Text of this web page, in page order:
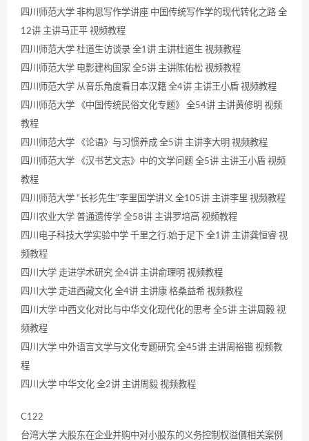
四川师范大学 非构思写作学讲座 中国传统写作学的现代转化之路 全
12讲 主讲马正平 视频教程
四川师范大学 杜道生访谈录 全1讲 主讲杜道生 视频教程
四川师范大学 电影建构国家 全5讲 主讲陈佑松 视频教程
四川师范大学 从音乐角度看日本汉籍 全4讲 主讲王小盾 视频教程
四川师范大学 《中国传统民俗文化专题》 全54讲 主讲黄修明 视频
教程
四川师范大学 《论语》与习惯养成 全5讲 主讲李大明 视频教程
四川师范大学 《汉书艺文志》中的文学问题 全5讲 主讲王小盾 视频
教程
四川师范大学 “长衫先生”李里国学讲义 全105讲 主讲李里 视频教程
四川农业大学 普通遗传学 全58讲 主讲罗培高 视频教程
四川电子科技大学实验中学 千里之行.始于足下 全1讲 主讲龚恒睿 视
频教程
四川大学 走进学术研究 全4讲 主讲俞理明 视频教程
四川大学 走进西藏文化 全4讲 主讲康 格桑益希 视频教程
四川大学 中西文化对比与中华文化现代化的思考 全5讲 主讲周毅 视
频教程
四川大学 中外语言文学与文化专题研究 全45讲 主讲周裕锴 视频教
程
四川大学 中华文化 全2讲 主讲周毅 视频教程
C122
台湾大学 大股东在企业并购中对小股东的义务控制权溢價相关案例